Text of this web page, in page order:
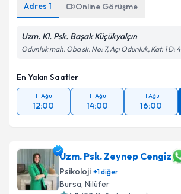
Adres 1 Online Görüşme
Uzm. Kl. Psk. Başak Küçükyalçın
Odunluk mah. Oba sk. No: 7, Açı Odunluk, Kat: 1 D: 4
En Yakın Saatler
11 Ağu
12:00
11 Ağu
14:00
11 Ağu
16:00
Uzm. Psk. Zeynep Cengiz
Psikoloji +1diğer
Bursa, Nilüfer